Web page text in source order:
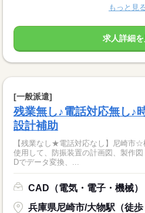
もっと見
求人詳細
[一般派遣]
残業無し♪電話対応無し♪
設計補助
【残業なし★電話対応なし】尼崎市☆機械設計
使用して、防振装置の計画図、製作
Dでデータ変換、...
CAD（電気・電子・機械）
兵庫県尼崎市/大物駅（徒歩